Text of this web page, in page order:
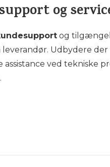
og
og
Udbydere
assistance ved tekniske